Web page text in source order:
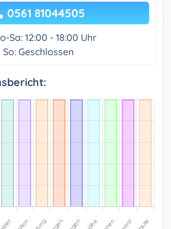
0561 81044505
Sa: 12:00 - 18:00 Uhr
So: Geschlossen